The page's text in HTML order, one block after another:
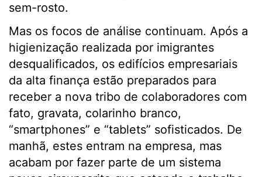
sem-rosto.
Mas os focos de análise continuam. Após a
higienização realizada por imigrantes
desqualificados, os edifícios empresariais
da alta finança estão preparados para
receber a nova tribo de colaboradores com
fato, gravata, colarinho branco,
“smartphones” e “tablets” sofisticados. De
manhã, estes entram na empresa, mas
acabam por fazer parte de um sistema